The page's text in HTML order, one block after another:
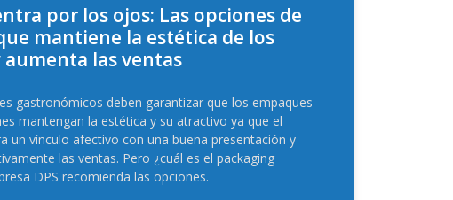
por los ojos: Las opciones de
mantiene la estética de los
las ventas
gastronómicos deben garantizar que los empaques
mantengan la estética y su atractivo ya que el
un vínculo afectivo con una buena presentación y
las ventas. Pero ¿cuál es el packaging
DPS recomienda las opciones.